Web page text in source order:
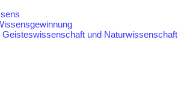
und Naturwissenschaft